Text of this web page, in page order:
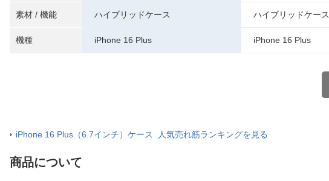
素材 / 機能
機種
ハイブリッドケース
iPhone 16 Plus
ハイブリッドケース
iPhone 16 Plus
iPhone 16 Plus（6.7インチ）ケース 人気売れ筋ランキングを見る
商品について